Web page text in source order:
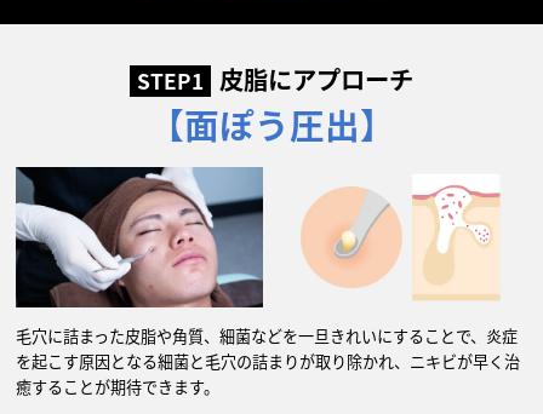
STEP1 皮脂にアプローチ
【面ぽう圧出】
毛穴に詰まった皮脂や角質、細菌などを一旦きれいにすることで、炎症
を起こす原因となる細菌と毛穴の詰まりが取り除かれ、ニキビが早く治
癒することが期待できます。